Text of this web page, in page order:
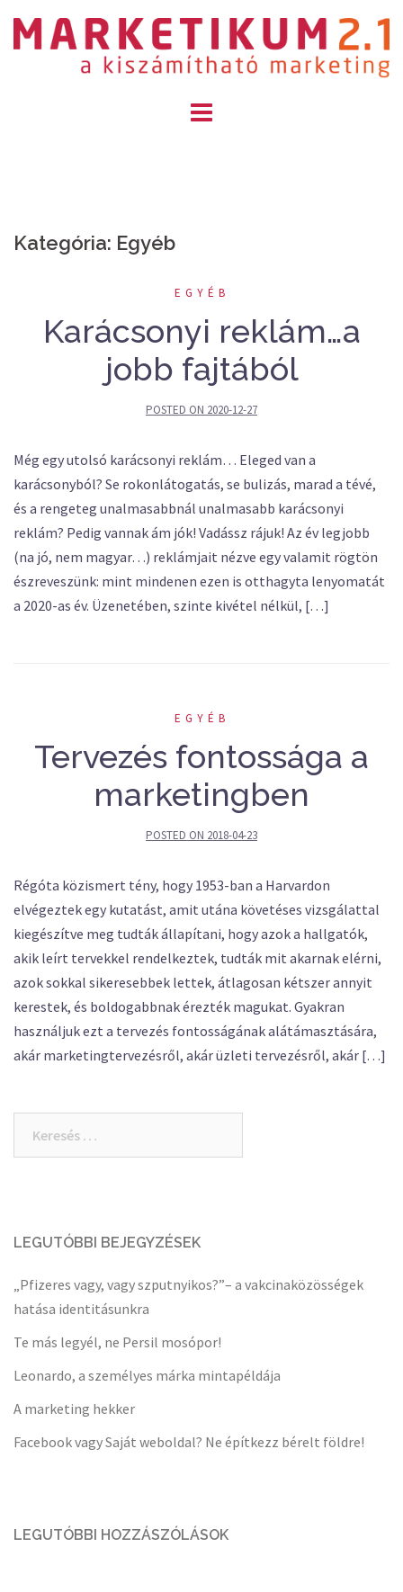
Kategória: Egyéb
EGYÉB
Karácsonyi reklám…a
jobb fajtából
POSTED ON 2020-12-27
Még egy utolsó karácsonyi reklám… Eleged van a
karácsonyból? Se rokonlátogatás, se bulizás, marad a tévé,
és a rengeteg unalmasabbnál unalmasabb karácsonyi
reklám? Pedig vannak ám jók! Vadássz rájuk! Az év legjobb
(na jó, nem magyar…) reklámjait nézve egy valamit rögtön
észreveszünk: mint mindenen ezen is otthagyta lenyomatát
a 2020-as év. Üzenetében, szinte kivétel nélkül, […]
EGYÉB
Tervezés fontossága a
marketingben
POSTED ON 2018-04-23
Régóta közismert tény, hogy 1953-ban a Harvardon
elvégeztek egy kutatást, amit utána követéses vizsgálattal
kiegészítve meg tudták állapítani, hogy azok a hallgatók,
akik leírt tervekkel rendelkeztek, tudták mit akarnak elérni,
azok sokkal sikeresebbek lettek, átlagosan kétszer annyit
kerestek, és boldogabbnak érezték magukat. Gyakran
használjuk ezt a tervezés fontosságának alátámasztására,
akár marketingtervezésről, akár üzleti tervezésről, akár […]
LEGUTÓBBI BEJEGYZÉSEK
„Pfizeres vagy, vagy szputnyikos?”– a vakcinaközösségek
hatása identitásunkra
Te más legyél, ne Persil mosópor!
Leonardo, a személyes márka mintapéldája
A marketing hekker
Facebook vagy Saját weboldal? Ne építkezz bérelt földre!
LEGUTÓBBI HOZZÁSZÓLÁSOK